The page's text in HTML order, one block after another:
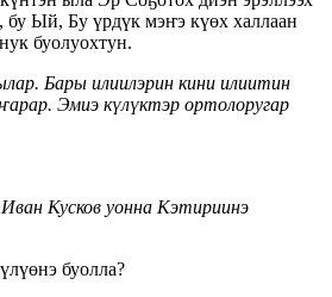
бу Ый, Бу үрдүк мэҥэ күөх халлаан
буолуохтун.
Бары илиилэрин кини илиитин
Эмиэ күлүктэр ортолоругар
Кусков уонна Кэтириинэ
буолла?